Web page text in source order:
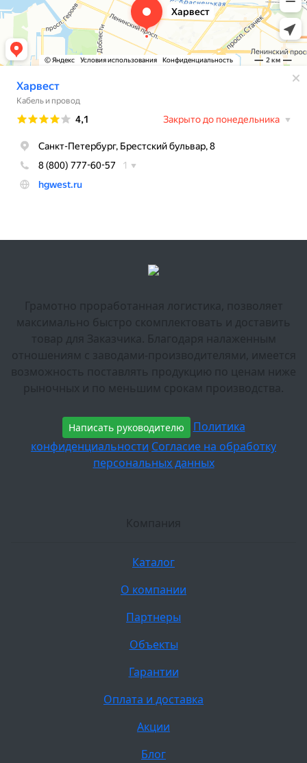
Грамотно проработанная логистика, позволяет
максимально быстро скомплектовать и доставить
товар для Заказчика. Благодаря налаженным
отношениям с заводами-производителями, имеется
возможность поставлять продукцию по ценам ниже
рыночных и по меньшим срокам производства.
Написать руководителю
Политика
конфиденциальности Согласие на обработку
персональных данных
Компания
Каталог
О компании
Партнеры
Объекты
Гарантии
Оплата и доставка
Акции
Блог